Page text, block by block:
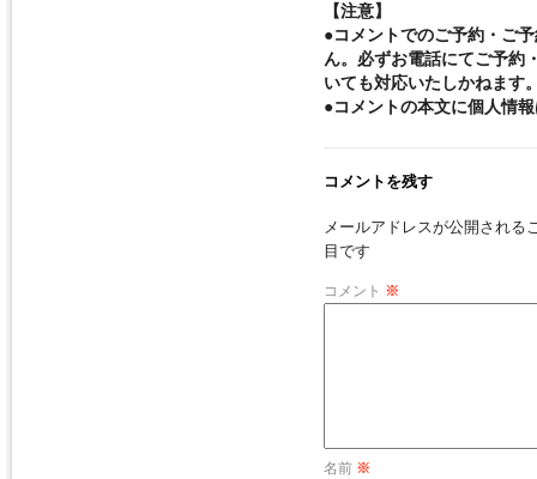
【注意】
●コメントでのご予約・ご
ん。必ずお電話にてご予約
いても対応いたしかねます
●コメントの本文に個人情
コメントを残す
メールアドレスが公開される
目です
コメント ※
名前 ※